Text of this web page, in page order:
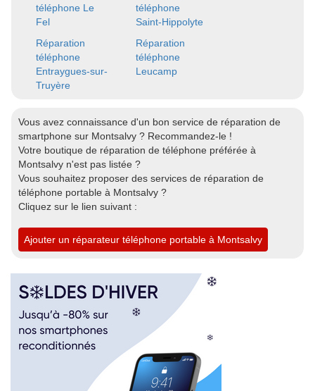
téléphone Le
Fel
téléphone
Saint-Hippolyte
Réparation
téléphone
Entraygues-sur-
Truyère
Réparation
téléphone
Leucamp
Vous avez connaissance d'un bon service de réparation de
smartphone sur Montsalvy ? Recommandez-le !
Votre boutique de réparation de téléphone préférée à
Montsalvy n'est pas listée ?
Vous souhaitez proposer des services de réparation de
téléphone portable à Montsalvy ?
Cliquez sur le lien suivant :
Ajouter un réparateur téléphone portable à Montsalvy